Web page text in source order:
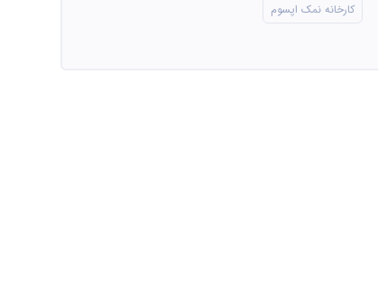
کارخانه نمک اپسوم